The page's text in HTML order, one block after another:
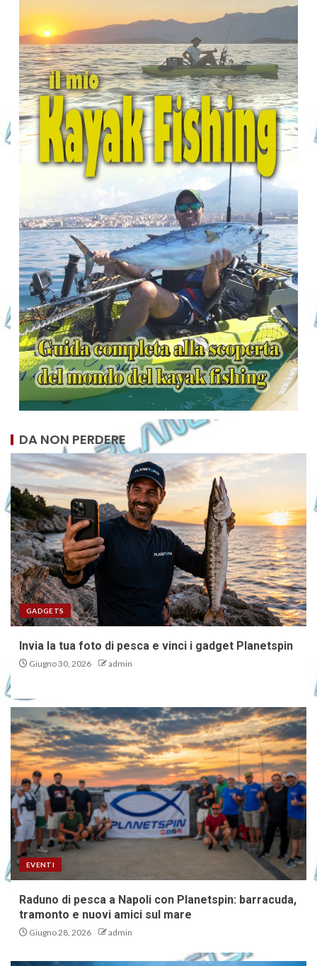
DA NON PERDERE
GADGETS
Invia la tua foto di pesca e vinci i gadget Planetspin
Giugno 30, 2026 admin
EVENTI
Raduno di pesca a Napoli con Planetspin: barracuda,
tramonto e nuovi amici sul mare
Giugno 28, 2026 admin